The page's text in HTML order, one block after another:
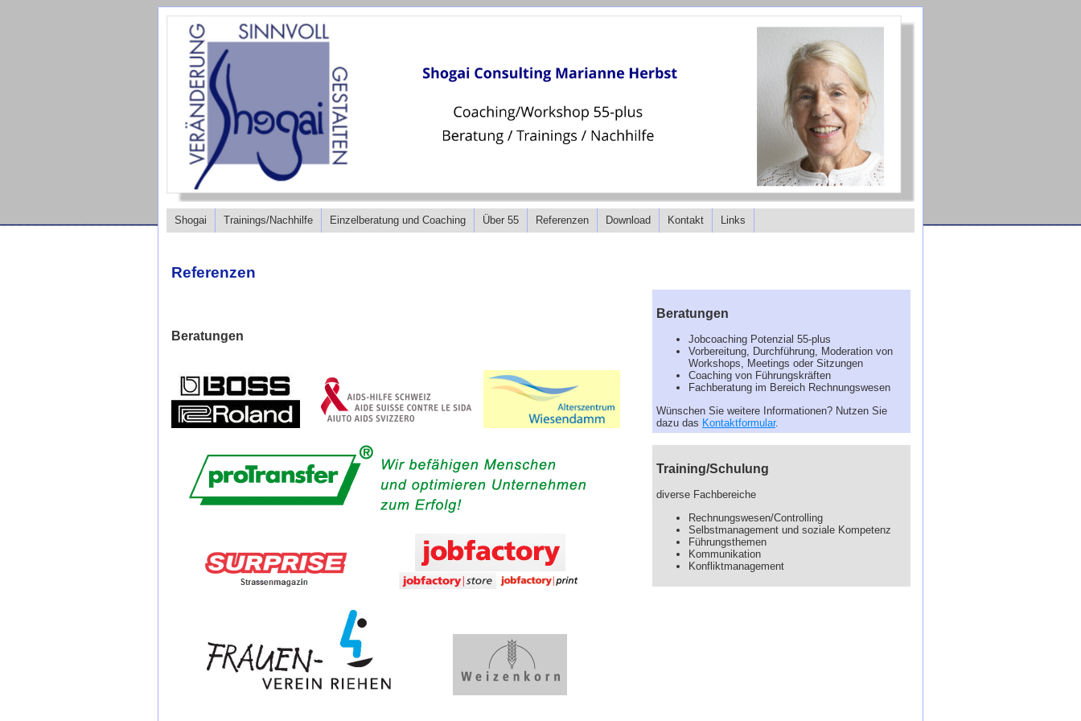
Shogai Trainings/Nachhilfe Einzelberatung und Coaching Über 55 Referenzen Download Kontakt Links
Referenzen
Beratungen
Beratungen
Jobcoaching Potenzial 55-plus
Vorbereitung, Durchführung, Moderation von
Workshops, Meetings oder Sitzungen
Coaching von Führungskräften
Fachberatung im Bereich Rechnungswesen
Wünschen Sie weitere Informationen? Nutzen Sie
dazu das Kontaktformular.
Training/Schulung
diverse Fachbereiche
Rechnungswesen/Controlling
Selbstmanagement und soziale Kompetenz
Führungsthemen
Kommunikation
Konfliktmanagement